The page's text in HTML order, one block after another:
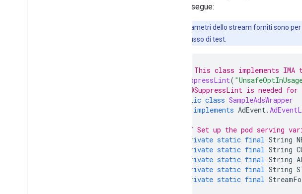
quanto segue:
i parametri dello stream forniti sono
parametri di flusso di test.
/** This class implements IMA
@SuppressLint(
/* @SuppressLint is needed
public class SampleAdsWrapper
implements AdEvent.
// Set up the pod serving
private static final String
private static final String
private static final String
private static final String
private static final